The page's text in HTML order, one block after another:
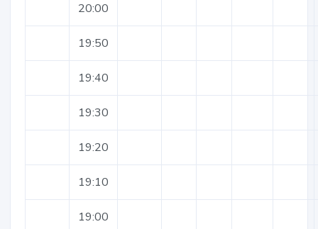
20:00
19:50
19:40
19:30
19:20
19:10
19:00